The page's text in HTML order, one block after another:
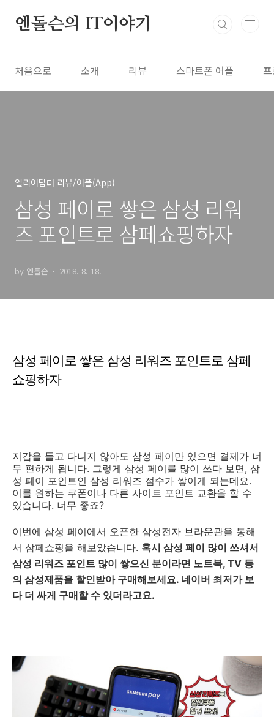
엔돌슨의 IT이야기
처음으로 소개 리뷰 스마트폰 어플
얼리어답터 리뷰/어플(App)
삼성 페이로 쌓은 삼성 리워
즈 포인트로 삼페쇼핑하자
by 엔돌슨 2018. 8. 18.
삼성 페이로 쌓은 삼성 리워즈 포인트로 삼페
쇼핑하자
지갑을 들고 다니지 않아도 삼성 페이만 있으면 결제가 너
무 편하게 됩니다. 그렇게 삼성 페이를 많이 쓰다 보면, 삼
성 페이 포인트인 삼성 리워즈 점수가 쌓이게 되는데요.
이를 원하는 쿠폰이나 다른 사이트 포인트 교환을 할 수
있습니다. 너무 좋죠?
이번에 삼성 페이에서 오픈한 삼성전자 브라운관을 통해
서 삼페쇼핑을 해보았습니다. 혹시 삼성 페이 많이 쓰셔서
삼성 리워즈 포인트 많이 쌓으신 분이라면 노트북, TV 등
의 삼성제품을 할인받아 구매해보세요. 네이버 최저가 보
다 더 싸게 구매할 수 있더라고요.